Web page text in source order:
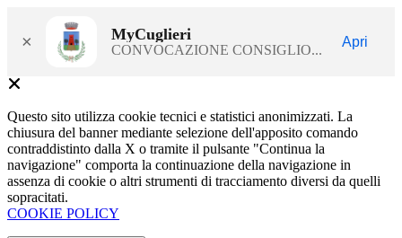
× MyCuglieri
CONVOCAZIONE CONSIGLIO...
Apri
Questo sito utilizza cookie tecnici e statistici anonimizzati. La
chiusura del banner mediante selezione dell'apposito comando
contraddistinto dalla X o tramite il pulsante "Continua la
navigazione" comporta la continuazione della navigazione in
assenza di cookie o altri strumenti di tracciamento diversi da quelli
sopracitati.
COOKIE POLICY